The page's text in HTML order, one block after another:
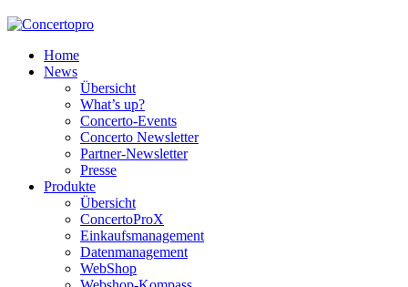
Home
News
Übersicht
What’s up?
Concerto-Events
Concerto Newsletter
Partner-Newsletter
Presse
Produkte
Übersicht
ConcertoProX
Einkaufsmanagement
Datenmanagement
WebShop